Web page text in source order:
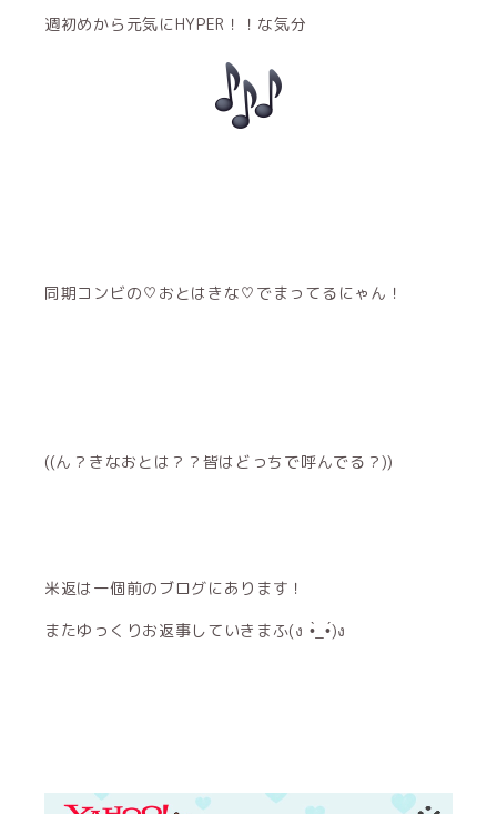
週初めから元気にHYPER！！な気分
同期コンビの♡おとはきな♡でまってるにゃん！
((ん？きなおとは？？皆はどっちで呼んでる？))
米返は一個前のブログにあります！
またゆっくりお返事していきまふ(ง •̀_•́)ง